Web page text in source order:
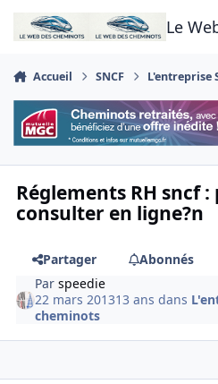
Aller au contenu
Le
Accueil SNCF L'entreprise
Réglements RH sncf
consulter en ligne?n
Partager
Abonnés
Parspeedie
22 mars 201313 ans dans
cheminots